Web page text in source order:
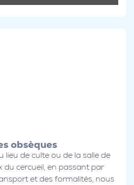
obsèques
lieu de culte ou de la salle de
du cercueil, en passant par
et des formalités, nous